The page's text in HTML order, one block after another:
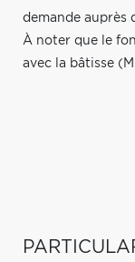
demande auprès
À noter que le
avec la bâtisse